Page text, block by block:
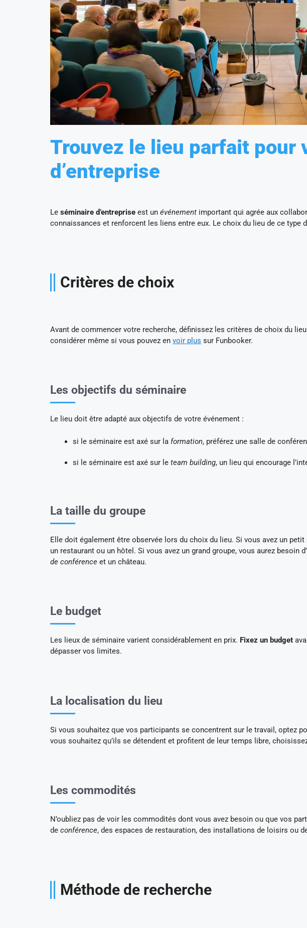
Trouvez le lieu parfait pour
d’entreprise
Le séminaire d’entreprise est un événement important qui agrée aux
connaissances et renforcent les liens entre eux. Le choix du lieu de ce type
Critères de choix
Avant de commencer votre recherche, définissez les critères de choix du
considérer même si vous pouvez en voir plus sur Funbooker.
Les objectifs du séminaire
Le lieu doit être adapté aux objectifs de votre événement :
si le séminaire est axé sur la formation, préférez une salle de
si le séminaire est axé sur le team building, un lieu qui encourage
La taille du groupe
Elle doit également être observée lors du choix du lieu. Si vous avez un
un restaurant ou un hôtel. Si vous avez un grand groupe, vous aurez besoin
de conférence et un château.
Le budget
Les lieux de séminaire varient considérablement en prix. Fixez un budget
dépasser vos limites.
La localisation du lieu
Si vous souhaitez que vos participants se concentrent sur le travail, optez
vous souhaitez qu’ils se détendent et profitent de leur temps libre,
Les commodités
N’oubliez pas de voir les commodités dont vous avez besoin ou que vos
de conférence, des espaces de restauration, des installations de loisirs ou
Méthode de recherche